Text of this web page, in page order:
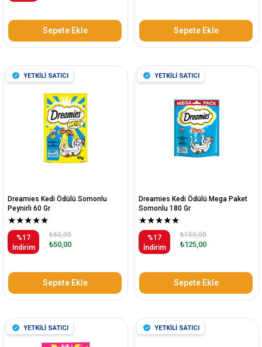
Sepete Ekle Sepete Ekle
Dreamies Kedi Ödülü Somonlu
Peynirli 60 Gr
★★★★★
%17
İndirim
₺50,00
₺60,00
Sepete Ekle
YETKİLİ SATICI
Dreamies Kedi Ödülü Mega Paket
Somonlu 180 Gr
★★★★★
%17
İndirim
₺125,00
₺150,00
Sepete Ekle
YETKİLİ SATICI
YETKİLİ SATICI YETKİLİ SATICI